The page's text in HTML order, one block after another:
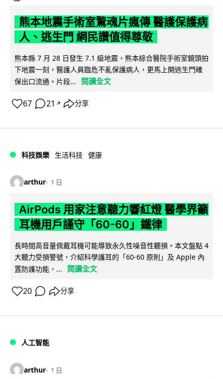
熊本地震手術室驚魂片瘋傳 醫護保護病
人、逃生門 網民讚值得尊敬
熊本縣 7 月 28 日發生 7.1 級地震，熊本綜合醫院手術室鏡頭拍
下地震一刻，醫護人員臨危不亂保護病人，更馬上開逃生門確
保出口流通。片段...
閱讀全文
67 21 ↗ 分享
科技娛樂 生活科技 健康
arthur 1 日
AirPods 用家注意聽力響紅燈 醫學界籲
耳機用戶謹守「60-60」鐵律
長時間高音量佩戴耳機可能導致永久性噪音性聽損。本文盤點 4
大聽力受損警號，介紹科學護耳的「60-60 原則」及 Apple 內
置防護功能，...
閱讀全文
20 分享
人工智能
arthur 1 日